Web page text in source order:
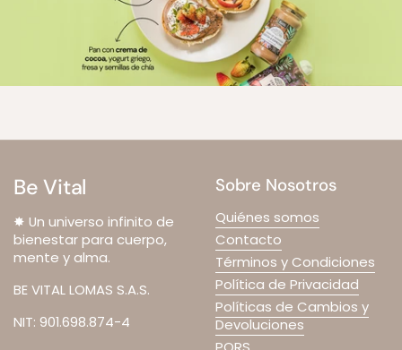
Be Vital
✸ Un universo infinito de
bienestar para cuerpo,
mente y alma.
BE VITAL LOMAS S.A.S.
NIT: 901.698.874-4
Sobre Nosotros
Quiénes somos
Contacto
Términos y Condiciones
Política de Privacidad
Políticas de Cambios y
Devoluciones